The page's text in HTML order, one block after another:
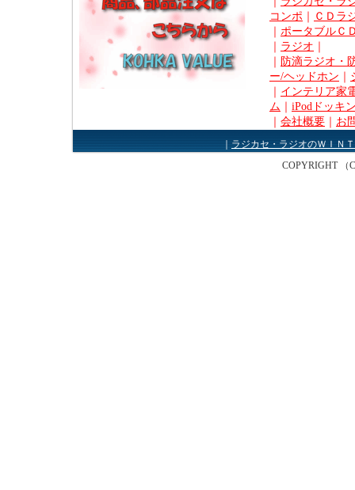
コンポ ｜ ＣＤラ
｜ ポータブルＣ
｜ ラジオ ｜
｜ 防滴ラジオ・
ー/ヘッドホン ｜
｜ インテリア家
ム ｜ iPodドッキ
｜ 会社概要 ｜ お
｜ラジカセ・ラジオのＷＩＮ
COPYRIGHT （